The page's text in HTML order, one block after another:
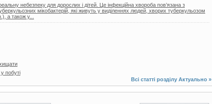
небезпеку для дорослих і дітей. Це інфекційна хвороба пов’язана з
мікобактерій, які живуть у виділеннях людей, хворих туберкульозом
а також у...
побуті
Всі статті розділу Актуально »